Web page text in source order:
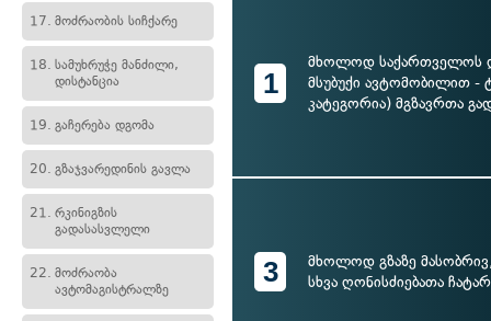
17. მოძრაობის სიჩქარე
18. სამუხრუჭე მანძილი,
დისტანცია
19. გაჩერება დგომა
20. გზაჯვარედინის გავლა
21. რკინიგზის
გადასასვლელი
22. მოძრაობა
ავტომაგისტრალზე
1
მხოლოდ საქართველოს
მსუბუქი ავტომობილით -
კატეგორია) მგზავრთა
3
მხოლოდ გზაზე
სხვა ღონისძიებათა